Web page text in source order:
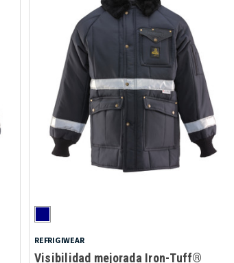
REFRIGIWEAR
Visibilidad mejorada Iron-Tuff®